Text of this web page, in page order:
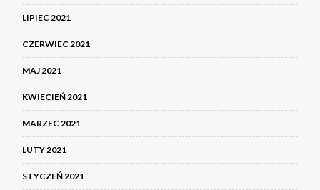
LIPIEC 2021
CZERWIEC 2021
MAJ 2021
KWIECIEŃ 2021
MARZEC 2021
LUTY 2021
STYCZEŃ 2021